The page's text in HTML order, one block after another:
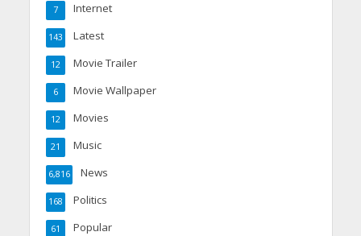
Internet
7
Latest
143
Movie Trailer
12
Movie Wallpaper
6
Movies
12
Music
21
News
6,816
Politics
168
Popular
61